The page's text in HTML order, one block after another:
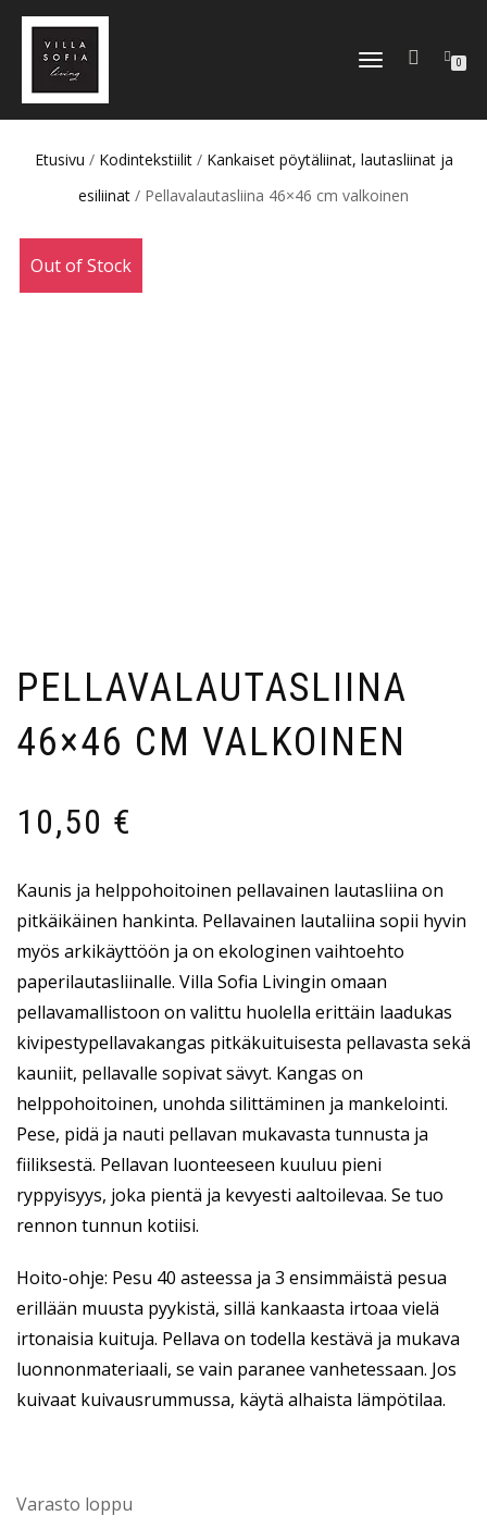
TOGGLE
0
Etusivu / Kodintekstiilit/ Kankaiset pöytäliinat, lautasliinat ja
esiliinat / Pellavalautasliina 46×46 cm valkoinen
Out of Stock
PELLAVALAUTASLIINA
46×46 CM VALKOINEN
10,50 €
Kaunis ja helppohoitoinen pellavainen lautasliina on
pitkäikäinen hankinta. Pellavainen lautaliina sopii hyvin
myös arkikäyttöön ja on ekologinen vaihtoehto
paperilautasliinalle. Villa Sofia Livingin omaan
pellavamallistoon on valittu huolella erittäin laadukas
kivipestypellavakangas pitkäkuituisesta pellavasta sekä
kauniit, pellavalle sopivat sävyt. Kangas on
helppohoitoinen, unohda silittäminen ja mankelointi.
Pese, pidä ja nauti pellavan mukavasta tunnusta ja
fiiliksestä. Pellavan luonteeseen kuuluu pieni
ryppyisyys, joka pientä ja kevyesti aaltoilevaa. Se tuo
rennon tunnun kotiisi.
Hoito-ohje: Pesu 40 asteessa ja 3 ensimmäistä pesua
erillään muusta pyykistä, sillä kankaasta irtoaa vielä
irtonaisia kuituja. Pellava on todella kestävä ja mukava
luonnonmateriaali, se vain paranee vanhetessaan. Jos
kuivaat kuivausrummussa, käytä alhaista lämpötilaa.
Varasto loppu